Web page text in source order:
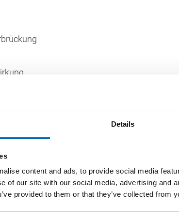
Details
content and ads, to provide social media
of our site with our social media, advertising and
provided to them or that they’ve collected from
Prüfgrundsätze nach AbP Abdichtung im
entflammbar" nach DIN 4102-1
W0-I, W1-I, W2-I und W3-I für die
A und C nach AbP und A0 und
- Bahnenförmige Abdichtung im
eines AbP`s nach PG-AIV-B und den
ÖNORM B 3407 zuordnen - W1, W2, W3,